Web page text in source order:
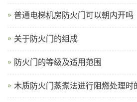
普通电梯机房防火门可以朝内开吗
关于防火门的组成
防火门的等级及适用范围
木质防火门蒸煮法进行阻燃处理时